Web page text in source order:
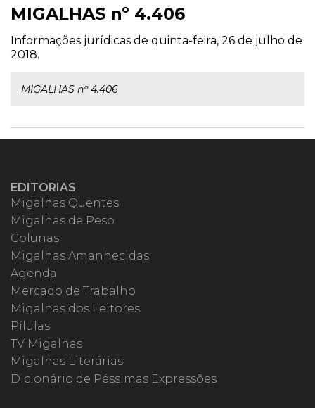
MIGALHAS nº 4.406
Informações jurídicas de quinta-feira, 26 de julho de
2018.
MIGALHAS nº 4.406
EDITORIAS
Migalhas Quentes
Migalhas de Peso
Colunas
Migalhas Amanhecidas
Agenda
Mercado de Trabalho
Migalhas dos Leitores
Pílulas
TV Migalhas
Migalhas Literárias
Dicionário de Péssimas Expressões